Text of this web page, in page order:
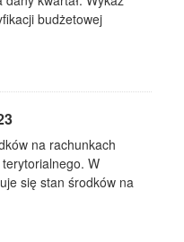
budżetowej
na rachunkach
W
się stan środków na